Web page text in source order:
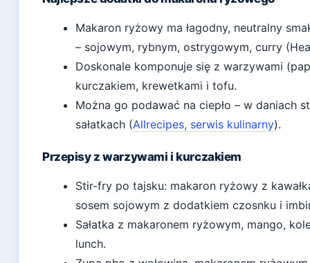
Makaron ryżowy ma łagodny, neutralny
– sojowym, rybnym, ostrygowym, curry
Doskonale komponuje się z warzywami
kurczakiem, krewetkami i tofu.
Można go podawać na ciepło – w daniach
sałatkach (Allrecipes, serwis kulinarny).
Przepisy z warzywami i kurczakiem
Stir-fry po tajsku: makaron ryżowy z
sosem sojowym z dodatkiem czosnku i
Sałatka z makaronem ryżowym, mango,
lunch.